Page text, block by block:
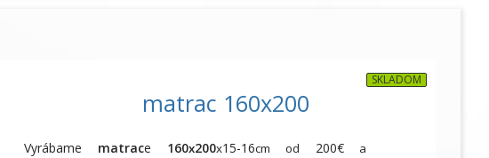
matrac 160x200
SKLADOM
Vyrábame matrace 160x200x15-16cm od 200€ a